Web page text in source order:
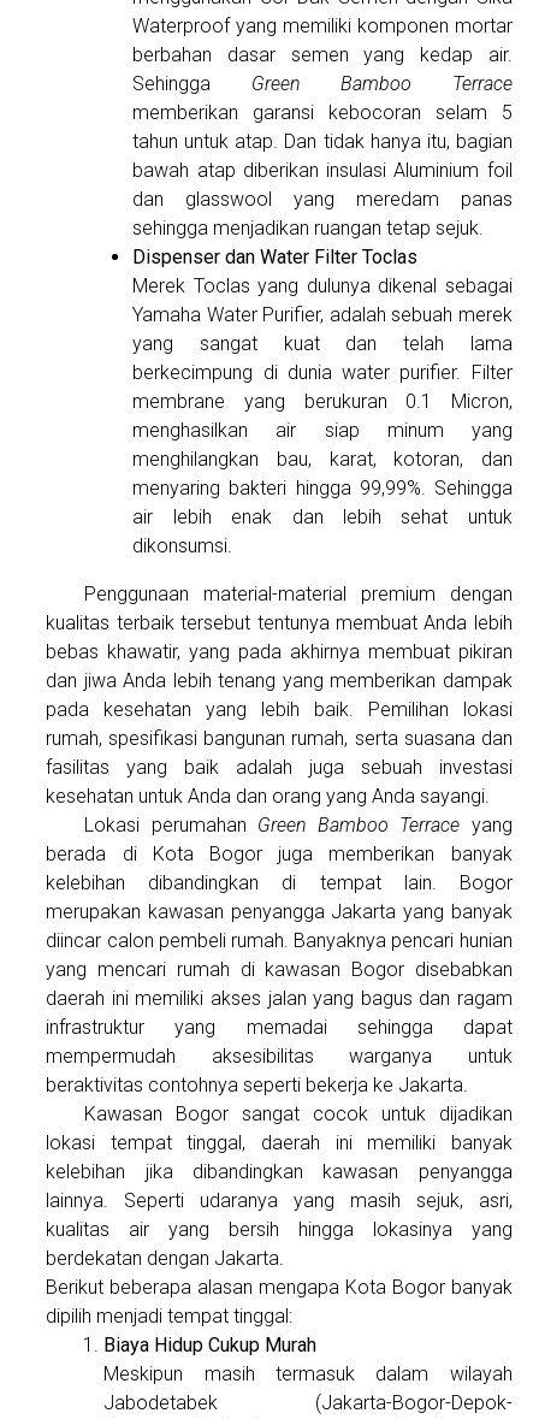
Waterproof yang memiliki komponen mortar
berbahan dasar semen yang kedap air.
Sehingga Green Bamboo Terrace
memberikan garansi kebocoran selam 5
tahun untuk atap. Dan tidak hanya itu, bagian
bawah atap diberikan insulasi Aluminium foil
dan glasswool yang meredam panas
sehingga menjadikan ruangan tetap sejuk.
Dispenser dan Water Filter Toclas
Merek Toclas yang dulunya dikenal sebagai
Yamaha Water Purifier, adalah sebuah merek
yang sangat kuat dan telah lama
berkecimpung di dunia water purifier. Filter
membrane yang berukuran 0.1 Micron,
menghasilkan air siap minum yang
menghilangkan bau, karat, kotoran, dan
menyaring bakteri hingga 99,99%. Sehingga
air lebih enak dan lebih sehat untuk
dikonsumsi.
Penggunaan material-material premium dengan
kualitas terbaik tersebut tentunya membuat Anda lebih
bebas khawatir, yang pada akhirnya membuat pikiran
dan jiwa Anda lebih tenang yang memberikan dampak
pada kesehatan yang lebih baik. Pemilihan lokasi
rumah, spesifikasi bangunan rumah, serta suasana dan
fasilitas yang baik adalah juga sebuah investasi
kesehatan untuk Anda dan orang yang Anda sayangi.
Lokasi perumahan Green Bamboo Terrace yang
berada di Kota Bogor juga memberikan banyak
kelebihan dibandingkan di tempat lain. Bogor
merupakan kawasan penyangga Jakarta yang banyak
diincar calon pembeli rumah. Banyaknya pencari hunian
yang mencari rumah di kawasan Bogor disebabkan
daerah ini memiliki akses jalan yang bagus dan ragam
infrastruktur yang memadai sehingga dapat
mempermudah aksesibilitas warganya untuk
beraktivitas contohnya seperti bekerja ke Jakarta.
Kawasan Bogor sangat cocok untuk dijadikan
lokasi tempat tinggal, daerah ini memiliki banyak
kelebihan jika dibandingkan kawasan penyangga
lainnya. Seperti udaranya yang masih sejuk, asri,
kualitas air yang bersih hingga lokasinya yang
berdekatan dengan Jakarta.
Berikut beberapa alasan mengapa Kota Bogor banyak
dipilih menjadi tempat tinggal:
Biaya Hidup Cukup Murah
Meskipun masih termasuk dalam wilayah
Jabodetabek (Jakarta-Bogor-Depok-